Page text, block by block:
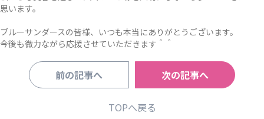
思います。
ブルーサンダースの皆様、いつも本当にありがとうございます。
今後も微力ながら応援させていただきます＾＾
前の記事へ 次の記事へ
TOPへ戻る